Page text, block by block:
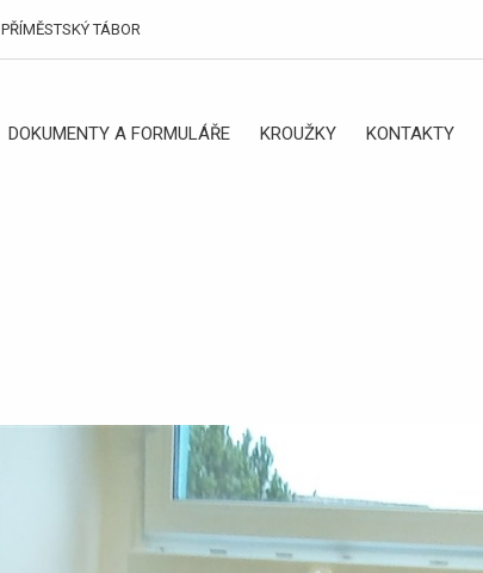
PŘÍMĚSTSKÝ TÁBOR
DOKUMENTY A FORMULÁŘE KROUŽKY KONTAKTY